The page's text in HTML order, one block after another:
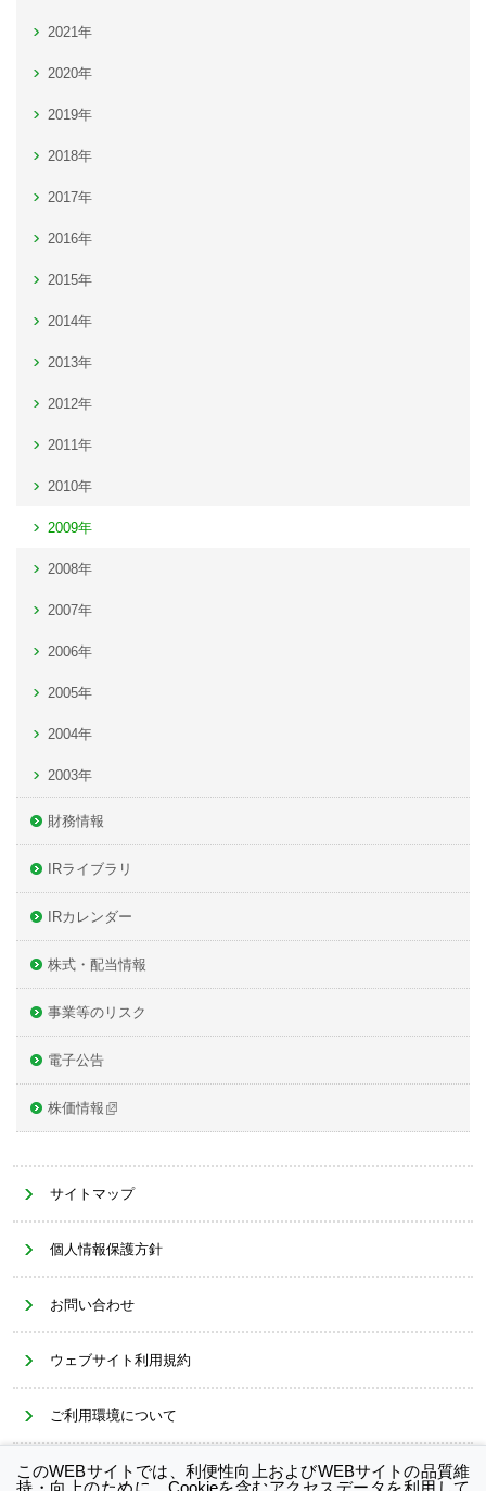
2021年
2020年
2019年
2018年
2017年
2016年
2015年
2014年
2013年
2012年
2011年
2010年
2009年
2008年
2007年
2006年
2005年
2004年
2003年
財務情報
IRライブラリ
IRカレンダー
株式・配当情報
事業等のリスク
電子公告
株価情報
サイトマップ
個人情報保護方針
お問い合わせ
ウェブサイト利用規約
ご利用環境について
Cookieポリシー
このWEBサイトでは、利便性向上およびWEBサイトの品質維
持・向上のために、Cookieを含むアクセスデータを利用して